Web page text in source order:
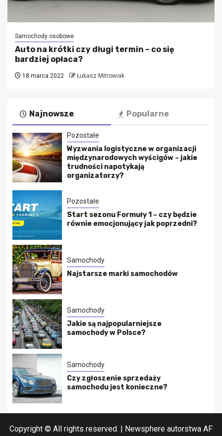
Samochody osobowe
Auto na krótki czy długi termin – co się
bardziej opłaca?
18 marca 2022 Łukasz Mitrowiak
Najnowsze Popularne
Pozostałe
Wyzwania logistyczne w organizacji
międzynarodowych wyścigów – jakie
trudności napotykają
organizatorzy?
Pozostałe
Start sezonu Formuły 1 – czy będzie
równie emocjonujący jak poprzedni?
Samochody
Najstarsze marki samochodów
Samochody
Jakie są najpopularniejsze
samochody w Polsce?
Samochody
Czy zgłoszenie sprzedaży
samochodu jest konieczne?
Copyright © All rights reserved. | Newsphere autorstwa AF